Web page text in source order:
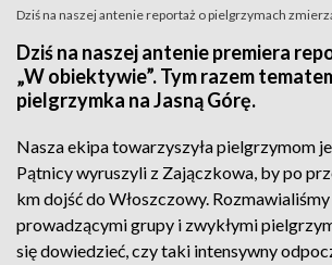
Dziś na naszej antenie reportaż o pielgrzymach
Dziś na naszej antenie premiera
„W obiektywie”. Tym razem
pielgrzymka na Jasną Górę.
Nasza ekipa towarzyszyła pielgrzymom
Pątnicy wyruszyli z Zajączkowa, by po
km dojść do Włoszczowy.
prowadzącymi grupy i zwykłymi
się dowiedzieć, czy taki intensywny